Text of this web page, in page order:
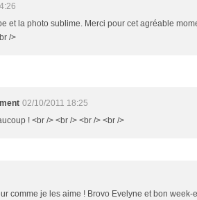
et la photo sublime. Merci pour cet agréable
/>
02/10/2011 18:25
! <br /> <br /> <br /> <br />
comme je les aime ! Brovo Evelyne et bon week-